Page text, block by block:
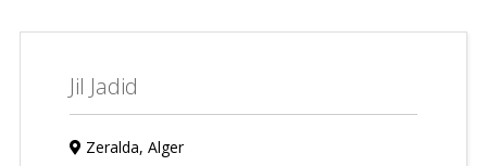
Jil Jadid
Zeralda, Alger